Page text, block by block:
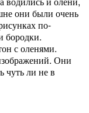
они были очень
по-
бородки.
с оленями.
Они
чуть ли не в